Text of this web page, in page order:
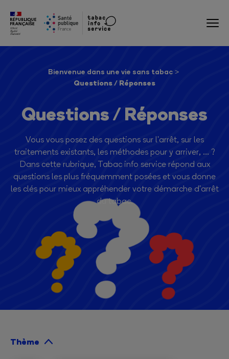
Bienvenue dans une vie sans tabac
Questions / Réponses
Questions / Réponses
Vous vous posez des questions sur l'arrêt, sur les
traitements existants, les méthodes pour y arriver, ... ?
Dans cette rubrique, Tabac info service répond aux
questions les plus fréquemment posées et vous donne
les clés pour mieux appréhender votre démarche d'arrêt
du tabac.
Thème